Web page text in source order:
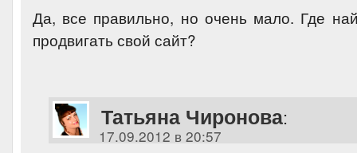
Да, все правильно, но очень мало. Где
продвигать свой сайт?
Татьяна Чиронова:
17.09.2012 в 20:57